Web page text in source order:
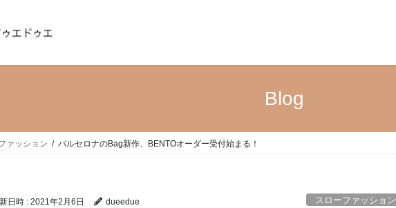
Blog
ァッション バルセロナのBag新作、BENTOオーダー受付始まる！
日時 : 2021年2月6日 dueedue スローファッション